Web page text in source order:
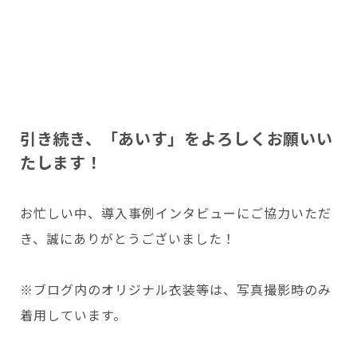
引き続き、「あいす」をよろしくお願いい
たします！
お忙しい中、導入事例インタビューにご協力いただ
き、誠にありがとうございました！
※ブログ内のオリジナル衣装等は、写真撮影時のみ
着用しています。